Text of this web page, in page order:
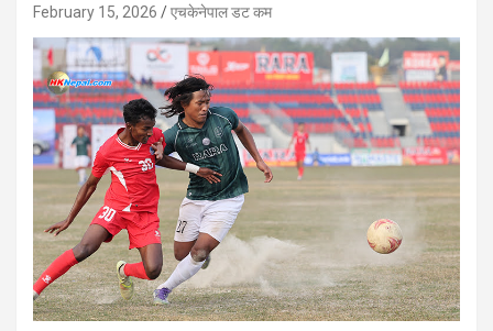
February 15, 2026 एचकेनेपाल डट कम